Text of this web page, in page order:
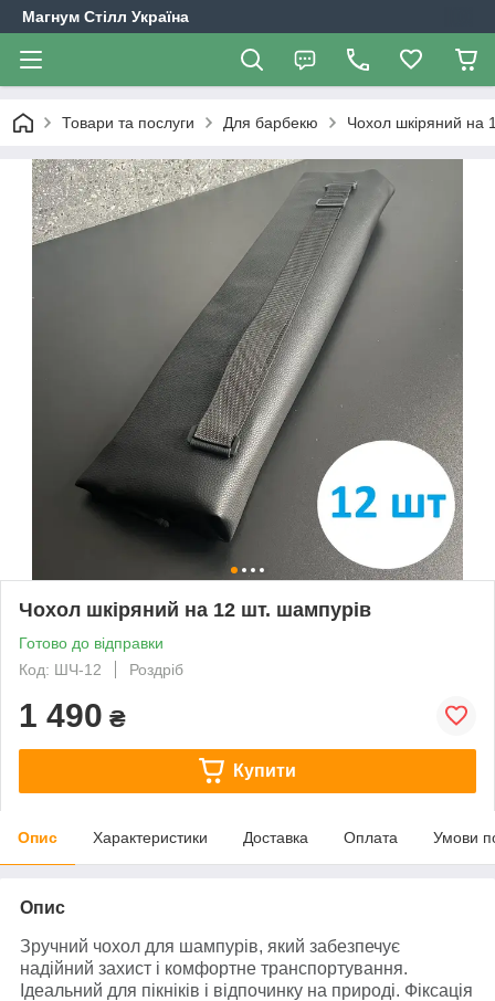
Магнум Стілл Україна
Товари та послуги Для барбекю Чохол шкіряний на
Чохол шкіряний на 12 шт. шампурів
Готово до відправки
Код: ШЧ-12
Роздріб
1 490 ₴
Купити
Опис Характеристики Доставка Оплата Умови
Опис
Зручний чохол для шампурів, який забезпечує
надійний захист і комфортне транспортування.
Ідеальний для пікніків і відпочинку на природі. Фіксація